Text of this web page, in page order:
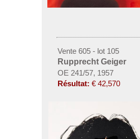
Vente 605 - lot 105
Rupprecht Geiger
OE 241/57, 1957
Résultat: € 42,570